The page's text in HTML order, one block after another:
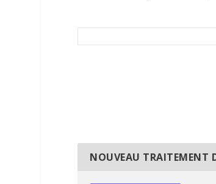
NOUVEAU TRAITEMENT